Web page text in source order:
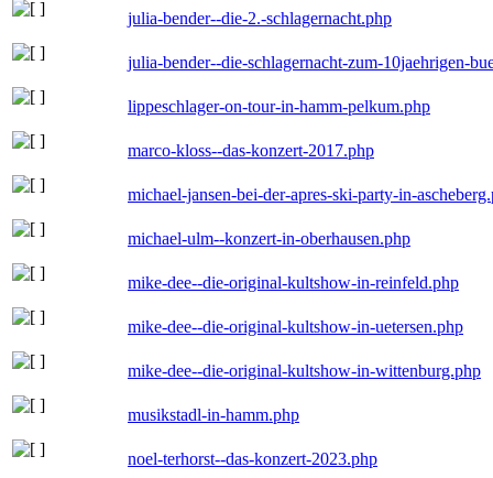
julia-bender--die-2.-schlagernacht.php
julia-bender--die-schlagernacht-zum-10jaehrigen-
lippeschlager-on-tour-in-hamm-pelkum.php
marco-kloss--das-konzert-2017.php
michael-jansen-bei-der-apres-ski-party-in-
michael-ulm--konzert-in-oberhausen.php
mike-dee--die-original-kultshow-in-reinfeld.php
mike-dee--die-original-kultshow-in-uetersen.php
mike-dee--die-original-kultshow-in-wittenburg.php
musikstadl-in-hamm.php
noel-terhorst--das-konzert-2023.php